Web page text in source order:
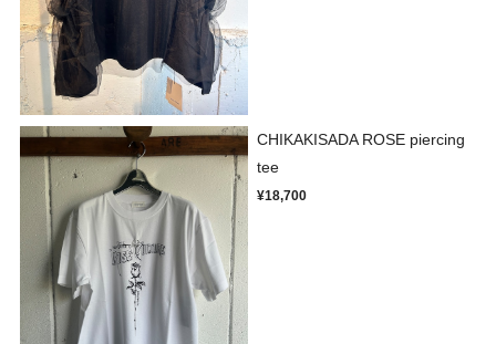
CHIKAKISADA ROSE piercing
tee
¥18,700